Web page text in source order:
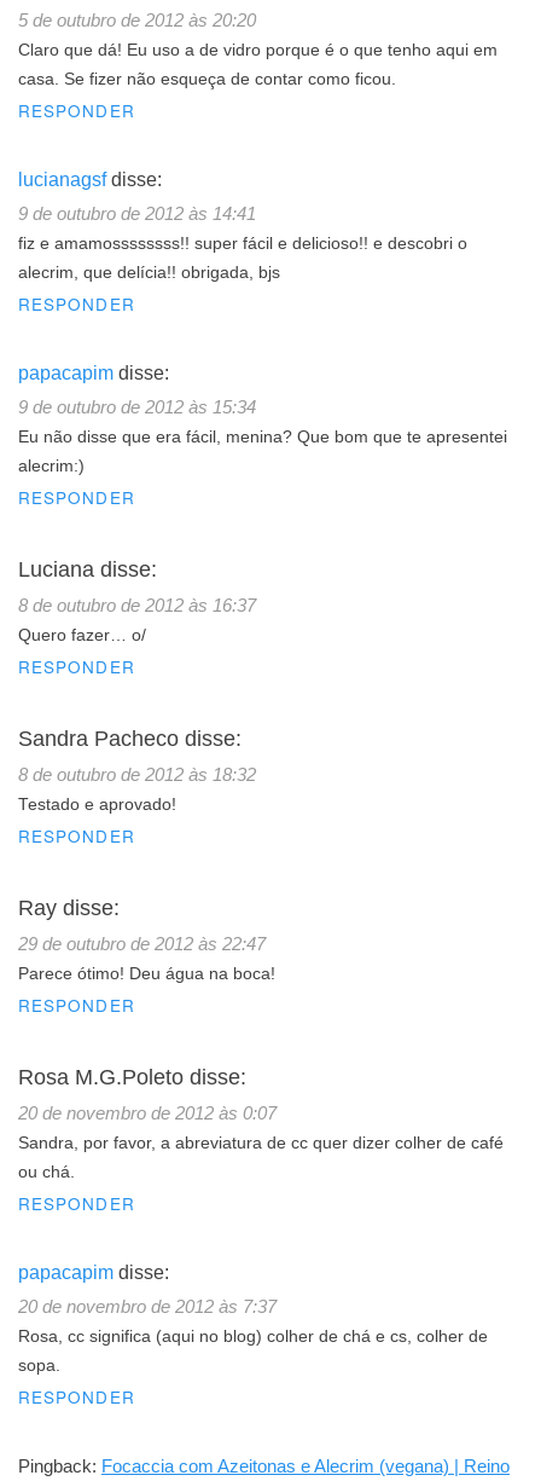
5 de outubro de 2012 às 20:20
Claro que dá! Eu uso a de vidro porque é o que tenho aqui em
casa. Se fizer não esqueça de contar como ficou.
RESPONDER
lucianagsf disse:
9 de outubro de 2012 às 14:41
fiz e amamossssssss!! super fácil e delicioso!! e descobri o
alecrim, que delícia!! obrigada, bjs
RESPONDER
papacapim disse:
9 de outubro de 2012 às 15:34
Eu não disse que era fácil, menina? Que bom que te apresentei
alecrim:)
RESPONDER
Luciana disse:
8 de outubro de 2012 às 16:37
Quero fazer… o/
RESPONDER
Sandra Pacheco disse:
8 de outubro de 2012 às 18:32
Testado e aprovado!
RESPONDER
Ray disse:
29 de outubro de 2012 às 22:47
Parece ótimo! Deu água na boca!
RESPONDER
Rosa M.G.Poleto disse:
20 de novembro de 2012 às 0:07
Sandra, por favor, a abreviatura de cc quer dizer colher de café
ou chá.
RESPONDER
papacapim disse:
20 de novembro de 2012 às 7:37
Rosa, cc significa (aqui no blog) colher de chá e cs, colher de
sopa.
RESPONDER
Pingback: Focaccia com Azeitonas e Alecrim (vegana) | Reino